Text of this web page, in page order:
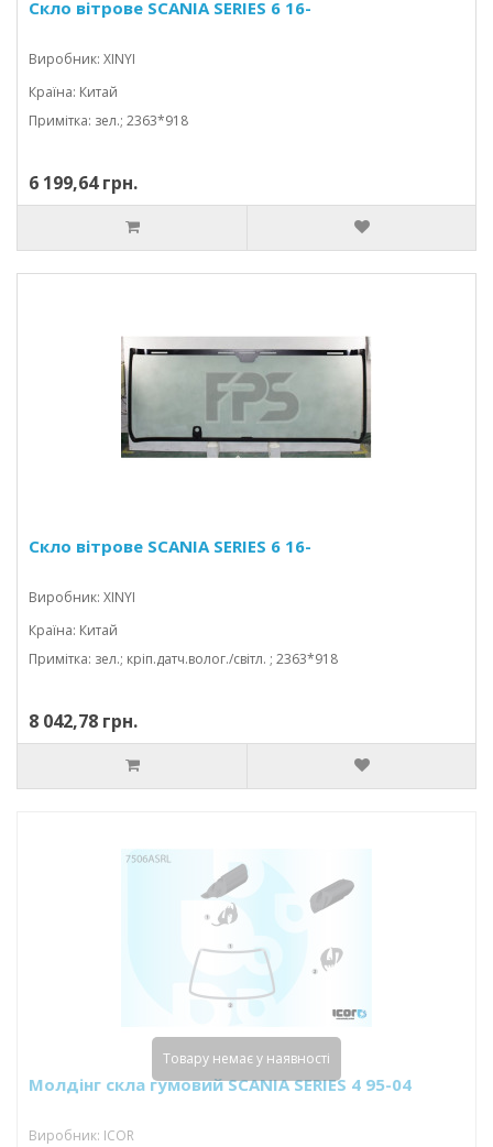
Скло вітрове SCANIA SERIES 6 16-
Виробник: XINYI
Країна: Китай
Примітка: зел.; 2363*918
6 199,64 грн.
Скло вітрове SCANIA SERIES 6 16-
Виробник: XINYI
Країна: Китай
Примітка: зел.; кріп.датч.волог./світл. ; 2363*918
8 042,78 грн.
Молдінг скла гумовий SCANIA SERIES 4 95-04
Виробник: ICOR
Товару немає у наявності